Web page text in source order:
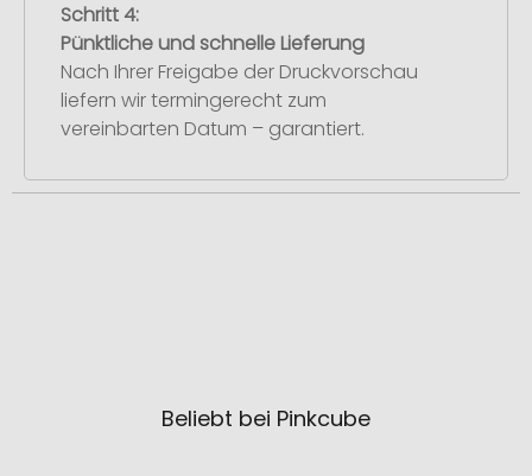
Schritt 4:
Pünktliche und schnelle Lieferung
Nach Ihrer Freigabe der Druckvorschau
liefern wir termingerecht zum
vereinbarten Datum – garantiert.
Beliebt bei Pinkcube